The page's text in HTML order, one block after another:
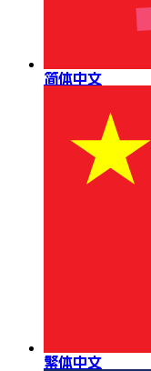
简体中文
繁体中文